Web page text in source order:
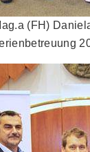
(FH)